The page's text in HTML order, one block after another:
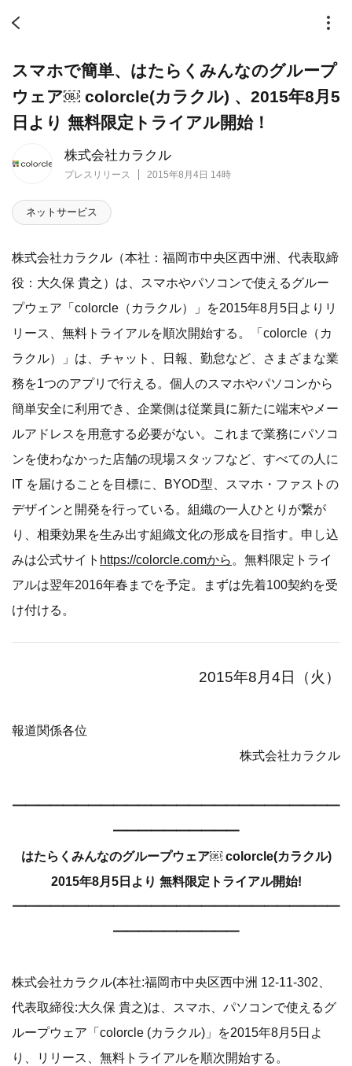
株式会社カラクル
プレスリリース 2015年8月4日 14時
スマホで簡単、はたらくみんなのグループ
ウェア￼ colorcle(カラクル) 、2015年8月5
日より 無料限定トライアル開始！
ネットサービス
株式会社カラクル（本社：福岡市中央区西中洲、代表取締
役：大久保 貴之）は、スマホやパソコンで使えるグルー
プウェア「colorcle（カラクル）」を2015年8月5日よりリ
リース、無料トライアルを順次開始する。「colorcle（カ
ラクル）」は、チャット、日報、勤怠など、さまざまな業
務を1つのアプリで行える。個人のスマホやパソコンから
簡単安全に利用でき、企業側は従業員に新たに端末やメー
ルアドレスを用意する必要がない。これまで業務にパソコ
ンを使わなかった店舗の現場スタッフなど、すべての人に
IT を届けることを目標に、BYOD型、スマホ・ファストの
デザインと開発を行っている。組織の一人ひとりが繋が
り、相乗効果を生み出す組織文化の形成を目指す。申し込
みは公式サイト https://colorcle.comから 。無料限定トライ
アルは翌年2016年春までを予定。まずは先着100契約を受
け付ける。
2015年8月4日（火）
報道関係各位
株式会社カラクル
━━━━━━━━━━━━━━━━━━━━━━━━━━
━━━━━━━━━━
はたらくみんなのグループウェア￼ colorcle(カラクル)
2015年8月5日より 無料限定トライアル開始!
━━━━━━━━━━━━━━━━━━━━━━━━━━
━━━━━━━━━━
株式会社カラクル(本社:福岡市中央区西中洲 12-11-302、
代表取締役:大久保 貴之)は、スマホ、パソコンで使えるグ
ループウェア「colorcle (カラクル)」を2015年8月5日よ
り、リリース、無料トライアルを順次開始する。